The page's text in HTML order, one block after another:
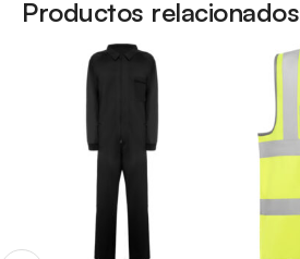
Productos relacionados